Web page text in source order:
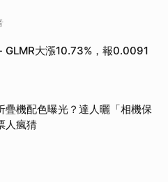
GLMR大漲10.73%，報0.0091
疊機配色曝光？達人曬「相機保
人瘋猜